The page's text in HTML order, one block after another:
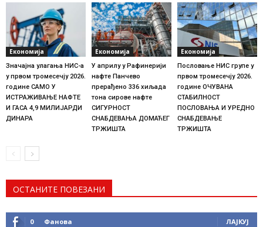
Економија
Значајна улагања НИС-а
у првом тромесечју 2026.
године САМО У
ИСТРАЖИВАЊЕ НАФТЕ
И ГАСА 4,9 МИЛИЈАРДИ
ДИНАРА
Економија
У априлу у Рафинерији
нафте Панчево
прерађено 336 хиљада
тона сирове нафте
СИГУРНОСТ
СНАБДЕВАЊА ДОМАЋЕГ
ТРЖИШТА
Економија
Пословање НИС групе у
првом тромесечју 2026.
године ОЧУВАНА
СТАБИЛНОСТ
ПОСЛОВАЊА И УРЕДНО
СНАБДЕВАЊЕ
ТРЖИШТА
ОСТАНИТЕ ПОВЕЗАНИ
0 Фанова ЛАЈКУЈ